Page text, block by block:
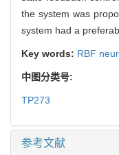
the system was
system had a
Key words: RBF
中图分类号:
TP273
参考文献